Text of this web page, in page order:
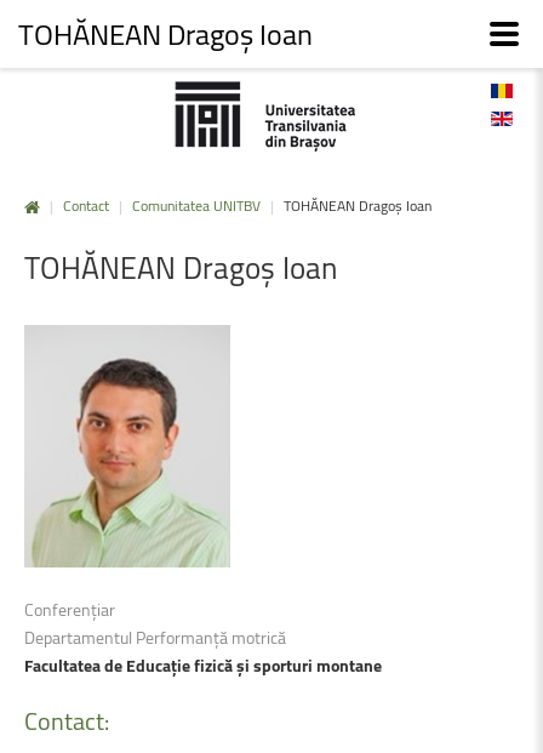
| Contact | Comunitatea UNITBV | TOHĂNEAN Dragoș Ioan
TOHĂNEAN Dragoș Ioan
Conferențiar
Departamentul Performanță motrică
Facultatea de Educație fizică și sporturi montane
Contact:
TOHĂNEAN Dragoș Ioan